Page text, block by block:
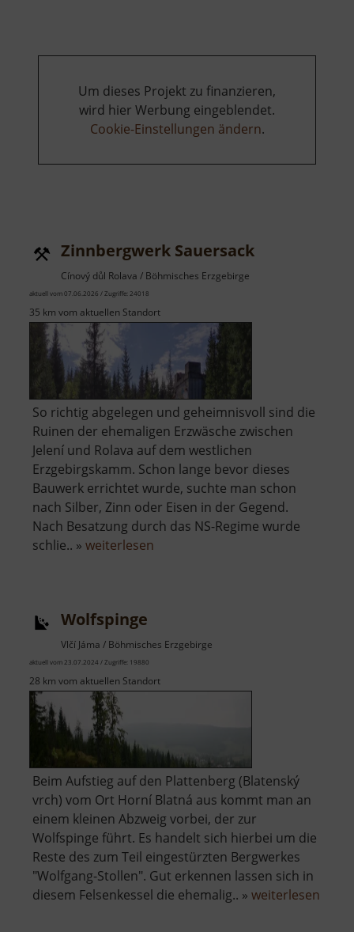
Um dieses Projekt zu finanzieren,
wird hier Werbung eingeblendet.
Cookie-Einstellungen ändern.
Zinnbergwerk Sauersack
Cínový důl Rolava / Böhmisches Erzgebirge
aktuell vom 07.06.2026 / Zugriffe: 24018
35 km vom aktuellen Standort
So richtig abgelegen und geheimnisvoll sind die
Ruinen der ehemaligen Erzwäsche zwischen
Jelení und Rolava auf dem westlichen
Erzgebirgskamm. Schon lange bevor dieses
Bauwerk errichtet wurde, suchte man schon
nach Silber, Zinn oder Eisen in der Gegend.
Nach Besatzung durch das NS-Regime wurde
schlie.. » weiterlesen
Wolfspinge
Vlčí Jáma / Böhmisches Erzgebirge
aktuell vom 23.07.2024 / Zugriffe: 19880
28 km vom aktuellen Standort
Beim Aufstieg auf den Plattenberg (Blatenský
vrch) vom Ort Horní Blatná aus kommt man an
einem kleinen Abzweig vorbei, der zur
Wolfspinge führt. Es handelt sich hierbei um die
Reste des zum Teil eingestürzten Bergwerkes
"Wolfgang-Stollen". Gut erkennen lassen sich in
diesem Felsenkessel die ehemalig.. » weiterlesen